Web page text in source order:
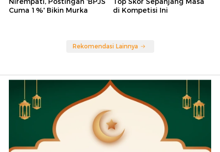
Cuma 1%' Bikin Murka
di Kompetisi Ini
Rekomendasi Lainnya